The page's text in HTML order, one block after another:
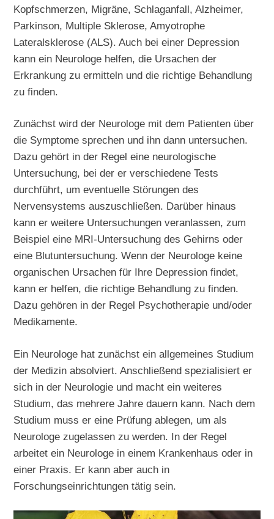
Kopfschmerzen, Migräne, Schlaganfall, Alzheimer,
Parkinson, Multiple Sklerose, Amyotrophe
Lateralsklerose (ALS). Auch bei einer Depression
kann ein Neurologe helfen, die Ursachen der
Erkrankung zu ermitteln und die richtige Behandlung
zu finden.
Zunächst wird der Neurologe mit dem Patienten über
die Symptome sprechen und ihn dann untersuchen.
Dazu gehört in der Regel eine neurologische
Untersuchung, bei der er verschiedene Tests
durchführt, um eventuelle Störungen des
Nervensystems auszuschließen. Darüber hinaus
kann er weitere Untersuchungen veranlassen, zum
Beispiel eine MRI-Untersuchung des Gehirns oder
eine Blutuntersuchung. Wenn der Neurologe keine
organischen Ursachen für Ihre Depression findet,
kann er helfen, die richtige Behandlung zu finden.
Dazu gehören in der Regel Psychotherapie und/oder
Medikamente.
Ein Neurologe hat zunächst ein allgemeines Studium
der Medizin absolviert. Anschließend spezialisiert er
sich in der Neurologie und macht ein weiteres
Studium, das mehrere Jahre dauern kann. Nach dem
Studium muss er eine Prüfung ablegen, um als
Neurologe zugelassen zu werden. In der Regel
arbeitet ein Neurologe in einem Krankenhaus oder in
einer Praxis. Er kann aber auch in
Forschungseinrichtungen tätig sein.